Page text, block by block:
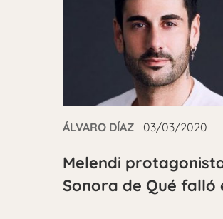
ÁLVARO DÍAZ 03/03/2020
Melendi
Sonora de Qué falló